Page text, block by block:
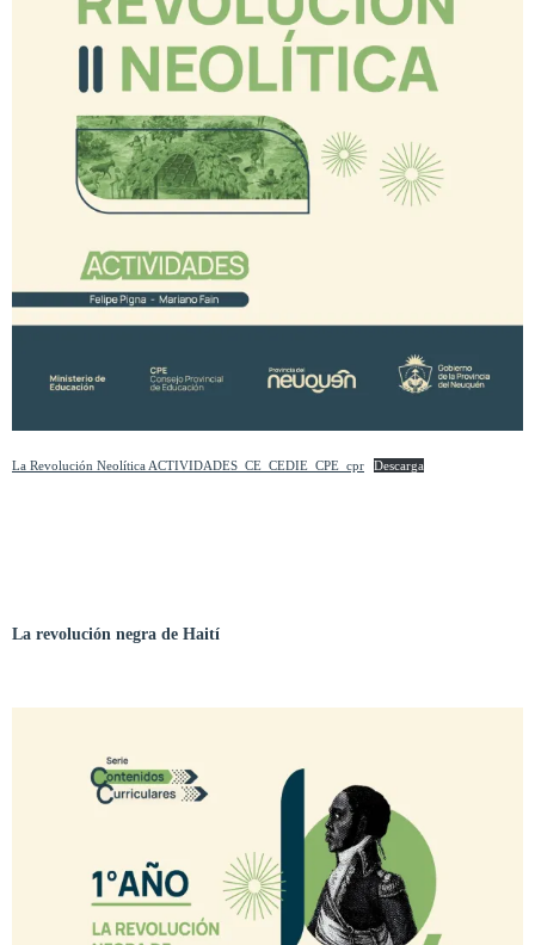
La Revolución Neolítica ACTIVIDADES_CE_CEDIE_CPE_cpr Descarga
La revolución negra de Haití